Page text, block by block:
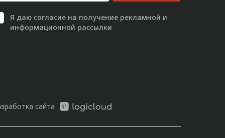
Я даю согласие на получение рекламной и
информационной рассылки
сайта